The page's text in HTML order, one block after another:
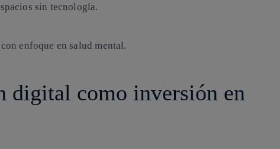
sin tecnología.
enfoque en salud mental.
digital como inversión en